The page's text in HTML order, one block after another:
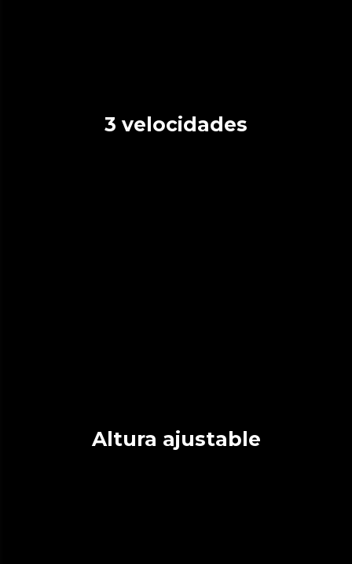
3 velocidades
Altura ajustable